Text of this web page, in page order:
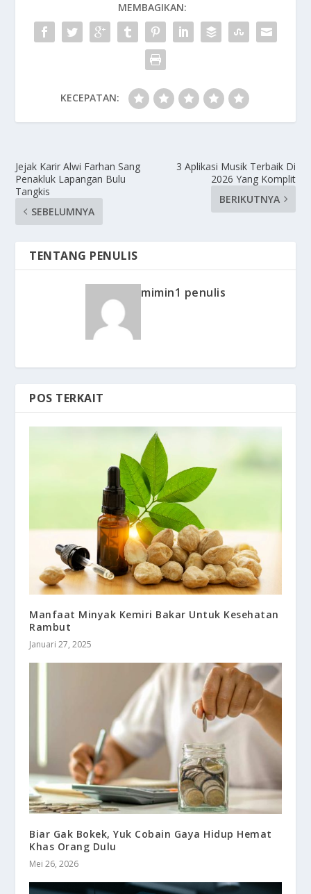
MEMBAGIKAN:
KECEPATAN:
Jejak Karir Alwi Farhan Sang
Penakluk Lapangan Bulu
Tangkis
SEBELUMNYA
3 Aplikasi Musik Terbaik Di
2026 Yang Komplit
BERIKUTNYA
TENTANG PENULIS
mimin1 penulis
POS TERKAIT
Manfaat Minyak Kemiri Bakar Untuk Kesehatan
Rambut
Januari 27, 2025
Biar Gak Bokek, Yuk Cobain Gaya Hidup Hemat
Khas Orang Dulu
Mei 26, 2026